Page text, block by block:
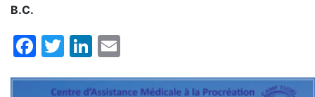
B.C.
Facebook
TwitterLinkedIn